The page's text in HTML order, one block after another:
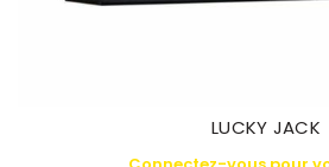
LUCKY JACK